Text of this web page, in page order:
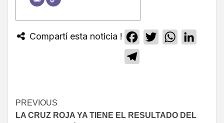
Compartí esta noticia ! Facebook
TwitterWhatsApp
PREVIOUS
LA CRUZ ROJA YA TIENE EL RESULTADO DEL